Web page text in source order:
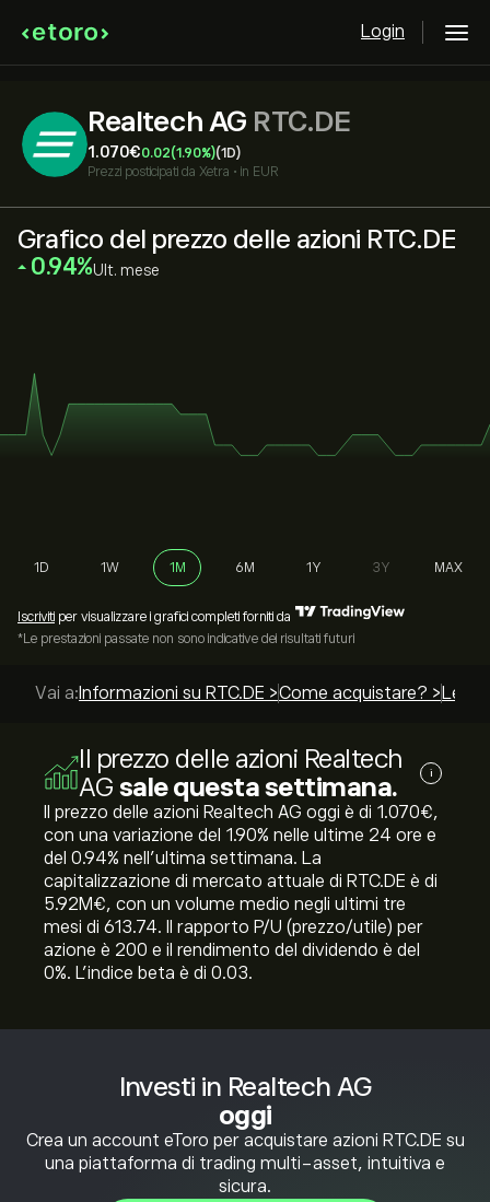
Login
Realtech AG RTC.DE
1.070‎€‎0.02(1.90%)(1D)
Prezzi posticipati da Xetra • in EUR
Investi in Realtech AG
oggi
Crea un account eToro per acquistare azioni RTC.DE su
una piattaforma di trading multi-asset, intuitiva e
sicura.
Grafico del prezzo delle azioni RTC.DE
‎0.94‎ Ult. mese
1D 1W 1M 6M 1Y 3Y MAX
Iscriviti per visualizzare i grafici completi forniti da
*Le prestazioni passate non sono indicative dei risultati futuri
Vai a: Informazioni su RTC.DE >Come acquistare? > Le
Il prezzo delle azioni Realtech
AG sale questa settimana. i
Il prezzo delle azioni Realtech AG oggi è di 1.070‎€‎,
con una variazione del ‎1.90‎% nelle ultime 24 ore e
del ‎0.94‎% nell'ultima settimana. La
capitalizzazione di mercato attuale di RTC.DE è di
5.92M‎€‎, con un volume medio negli ultimi tre
mesi di 613.74. Il rapporto P/U (prezzo/utile) per
azione è 200 e il rendimento del dividendo è del
0%. L'indice beta è di 0.03.